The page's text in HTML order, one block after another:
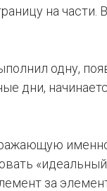
на
одну,
дни,
за